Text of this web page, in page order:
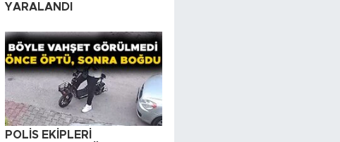
YARALANDI
POLİS EKİPLERİ